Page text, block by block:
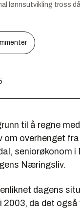
lønnsutvikling tross
til å regne
om overhenget
seniorøkonom i
Næringsliv.
dagens
2003, da det også